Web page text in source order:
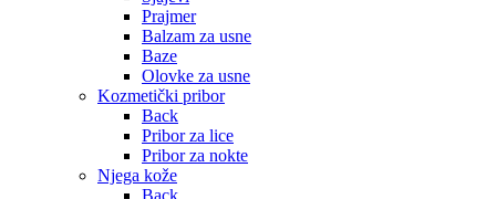
Prajmer
Balzam za usne
Baze
Olovke za usne
Kozmetički pribor
Back
Pribor za lice
Pribor za nokte
Njega kože